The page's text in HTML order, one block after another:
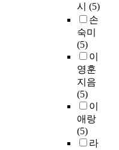
시 (5)
손
숙미
(5)
이
영훈
지음
(5)
이
애랑
(5)
라